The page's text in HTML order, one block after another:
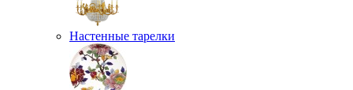
Настенные тарелки